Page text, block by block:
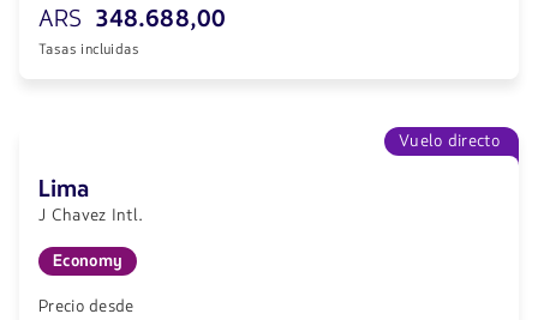
ARS 348.688,00
Tasas incluidas
Vuelo directo
Lima
J Chavez Intl.
Economy
Precio desde